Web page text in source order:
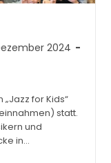
2024
„Jazz for Kids“
statt.
und
in…